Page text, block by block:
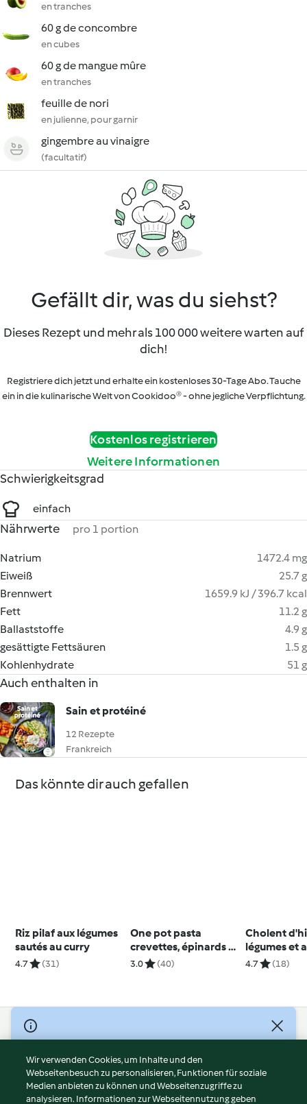
en tranches
60 g de concombre
en cubes
60 g de mangue mûre
en tranches
feuille de nori
en julienne, pour garnir
gingembre au vinaigre
(facultatif)
Gefällt dir, was du siehst?
Dieses Rezept und mehr als 100 000 weitere warten auf
dich!
Registriere dich jetzt und erhalte ein kostenloses 30-Tage Abo. Tauche
ein in die kulinarische Welt von Cookidoo® - ohne jegliche Verpflichtung.
Kostenlos registrieren
Weitere Informationen
Schwierigkeitsgrad
einfach
Nährwerte pro 1 portion
Natrium
1472.4 mg
Eiweiß
25.7 g
Brennwert
1659.9 kJ / 396.7 kcal
Fett
11.2 g
Ballaststoffe
4.9 g
gesättigte Fettsäuren
1.5 g
Kohlenhydrate
51 g
Auch enthalten in
Sain et protéiné
12 Rezepte
Frankreich
Das könnte dir auch gefallen
Riz pilaf aux légumes
sautés au curry
4.7 (31)
One pot pasta
crevettes, épinards et
champignons
3.0 (40)
Cholent
légumes et
4.7 (18)
© Copyright 2026
Nutzungsbedingungen
Datenschutzrichtlinien
Disclaimer
Wir verwenden Cookies, um Inhalte und den
Webseitenbesuch zu personalisieren, Funktionen für soziale
Medien anbieten zu können und Webseitenzugriffe zu
analysieren. Informationen zur Webseitennutzung geben